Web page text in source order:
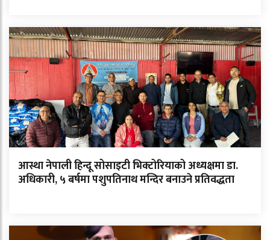
आस्था नेपाली हिन्दू सोसाइटी भिक्टोरियाको अध्यक्षमा डा.
अधिकारी, ५ बर्षमा पशुपतिनाथ मन्दिर बनाउने प्रतिवद्धता